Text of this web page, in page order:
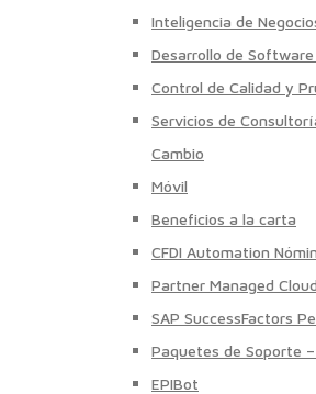
Inteligencia de
Desarrollo de
Control de Calidad y
Servicios de
Cambio
Móvil
Beneficios a la carta
CFDI Automation
Partner Managed
SAP SuccessFactors
Paquetes de Soporte –
EPIBot